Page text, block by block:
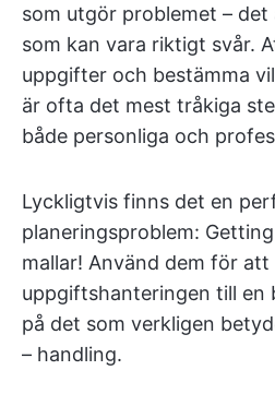
som utgör problemet – det
som kan vara riktigt svår.
uppgifter och bestämma
är ofta det mest tråkiga
både personliga och
Lyckligtvis finns det en
planeringsproblem:
mallar! Använd dem för att
uppgiftshanteringen till en
på det som verkligen
– handling.